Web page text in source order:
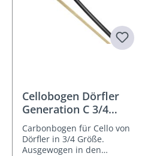
Cellobogen Dörfler
Generation C 3/4
Größe
Carbonbogen für Cello von
Dörfler in 3/4 Größe.
Ausgewogen in den